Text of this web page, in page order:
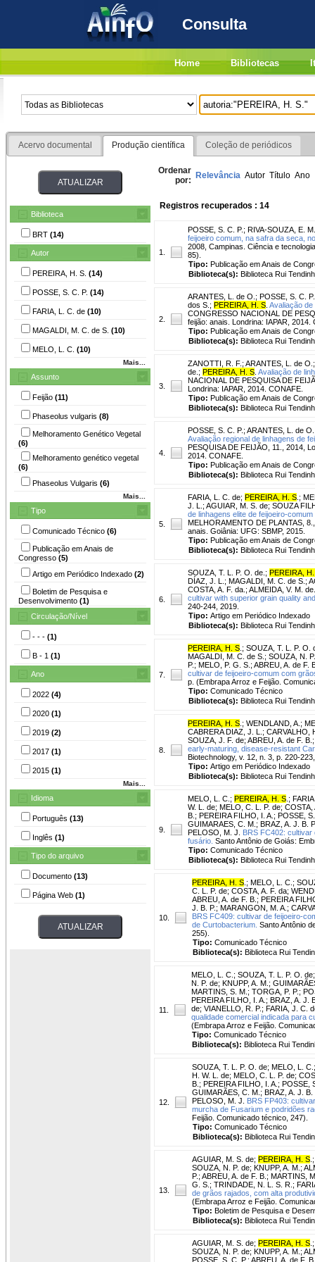
Consulta
Home Bibliotecas
Acervo documental Produção científica Coleção de periódicos
Biblioteca
BRT (14)
Autor
PEREIRA, H. S. (14)
POSSE, S. C. P. (14)
FARIA, L. C. de (10)
MAGALDI, M. C. de S. (10)
MELO, L. C. (10)
Mais...
Assunto
Feijão (11)
Phaseolus vulgaris (8)
Melhoramento Genético Vegetal
(6)
Melhoramento genético vegetal
(6)
Phaseolus Vulgaris (6)
Mais...
Tipo
Comunicado Técnico (6)
Publicação em Anais de
Congresso (5)
Artigo em Periódico Indexado (2)
Boletim de Pesquisa e
Desenvolvimento (1)
Circulação/Nível
- - - (1)
B - 1 (1)
Ano
2022 (4)
2020 (1)
2019 (2)
2017 (1)
2015 (1)
Mais...
Idioma
Português (13)
Inglês (1)
Tipo do arquivo
Documento (13)
Página Web (1)
Ordenar
por: Relevância Autor Título Ano
Registros recuperados : 14
1.
POSSE, S. C. P. ; RIVA-SOUZA, E. M.
feijoeiro comum, na safra da seca,
2008, Campinas. Ciência e
85).
Tipo: Publicação em Anais de
Biblioteca(s): Biblioteca Rui
2.
ARANTES, L. de O. ; POSSE, S. C. P.
dos S. ; PEREIRA, H. S Avaliação
CONGRESSO NACIONAL DE
feijão: anais. Londrina: IAPAR, 2014.
Tipo: Publicação em Anais de
Biblioteca(s): Biblioteca Rui
3.
ZANOTTI, R. F. ; ARANTES, L. de O.
de. ; PEREIRA, H. S Avaliação de
NACIONAL DE PESQUISA DE
Londrina: IAPAR, 2014. CONAFE.
Tipo: Publicação em Anais de
Biblioteca(s): Biblioteca Rui
4.
POSSE, S. C. P. ; ARANTES, L. de O.
Avaliação regional de linhagens de
PESQUISA DE FEIJÃO, 11., 2014,
2014. CONAFE.
Tipo: Publicação em Anais de
Biblioteca(s): Biblioteca Rui
5.
FARIA, L. C. de; PEREIRA, H. S ;
J. L. ; AGUIAR, M. S. de; SOUZA
de linhagens elite de feijoeiro-
MELHORAMENTO DE PLANTAS,
anais. Goiânia: UFG: SBMP, 2015.
Tipo: Publicação em Anais de
Biblioteca(s): Biblioteca Rui
6.
SOUZA, T. L. P. O. de. ; PEREIRA,
DÍAZ, J. L. ; MAGALDI, M. C. de S. ;
COSTA, A. F. da. ; ALMEIDA, V. M. de.
cultivar with superior grain quality
240-244, 2019.
Tipo: Artigo em Periódico Indexado
Biblioteca(s): Biblioteca Rui
7.
PEREIRA, H. S ; SOUZA, T. L. P. O.
MAGALDI, M. C. de S. ; SOUZA, N.
P. ; MELO, P. G. S. ; ABREU, A. de F.
cultivar de feijoeiro-comum com
p. (Embrapa Arroz e Feijão.
Tipo: Comunicado Técnico
Biblioteca(s): Biblioteca Rui
8.
PEREIRA, H. S ; WENDLAND, A. ;
CABRERA DIAZ, J. L. ; CARVALHO,
SOUZA, J. F. de; ABREU, A. de F. B.
early-maturing, disease-resistant
Biotechnology, v. 12, n. 3, p. 220-
Tipo: Artigo em Periódico Indexado
Biblioteca(s): Biblioteca Rui
9.
MELO, L. C. ; PEREIRA, H. S ;
W. L. de; MELO, C. L. P. de; COSTA,
B. ; PEREIRA FILHO, I. A. ; POSSE,
GUIMARAES, C. M. ; BRAZ, A. J. B.
PELOSO, M. J.
BRS FC402:
fusário. Santo Antônio de Goiás:
Tipo: Comunicado Técnico
Biblioteca(s): Biblioteca Rui
10.
PEREIRA, H. S ; MELO, L. C. ;
C. L. P. de; COSTA, A. F. da;
ABREU, A. de F. B. ; PEREIRA
J. B. P. ; MARANGON, M. A. ;
BRS FC409: cultivar de feijoeiro-
de Curtobacterium. Santo Antônio
255).
Tipo: Comunicado Técnico
Biblioteca(s): Biblioteca Rui
11.
MELO, L. C. ; SOUZA, T. L. P. O. de
N. P. de; KNUPP, A. M. ;
MARTINS, S. M. ; TORGA, P. P. ;
PEREIRA FILHO, I. A. ; BRAZ, A. J.
de; VIANELLO, R. P. ; FARIA, J. C.
qualidade comercial indicada para
(Embrapa Arroz e Feijão.
Tipo: Comunicado Técnico
Biblioteca(s): Biblioteca Rui
12.
SOUZA, T. L. P. O. de; MELO, L. C.
H. W. L. de; MELO, C. L. P. de;
B. ; PEREIRA FILHO, I. A. ; POSSE,
GUIMARÃES, C. M. ; BRAZ, A. J. B.
PELOSO, M. J.
BRS FP403:
murcha de Fusarium e podridões
Feijão. Comunicado técnico, 247).
Tipo: Comunicado Técnico
Biblioteca(s): Biblioteca Rui
13.
AGUIAR, M. S. de; PEREIRA, H. S
SOUZA, N. P. de; KNUPP, A. M. ;
P. ; ABREU, A. de F. B. ; MARTINS,
G. S. ; TRINDADE, N. L. S. R. ;
de grãos rajados, com alta
(Embrapa Arroz e Feijão.
Tipo: Boletim de Pesquisa e
Biblioteca(s): Biblioteca Rui
AGUIAR, M. S. de; PEREIRA, H. S
SOUZA, N. P. de; KNUPP, A. M. ;
POSSE, S. C. P. ; ABREU, A. de F. B.